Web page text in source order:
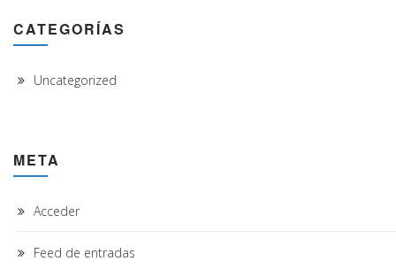
CATEGORÍAS
Uncategorized
META
Acceder
Feed de entradas